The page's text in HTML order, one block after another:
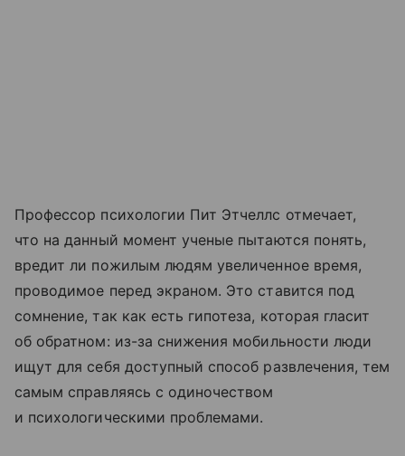
Профессор психологии Пит Этчеллс отмечает,
что на данный момент ученые пытаются понять,
вредит ли пожилым людям увеличенное время,
проводимое перед экраном. Это ставится под
сомнение, так как есть гипотеза, которая гласит
об обратном: из-за снижения мобильности люди
ищут для себя доступный способ развлечения, тем
самым справляясь с одиночеством
и психологическими проблемами.